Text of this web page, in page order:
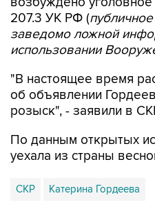
207.3 УК РФ (
заведомо ложной
использовании
"В настоящее время
об объявлении
розыск", - заявили в
По данным открытых
уехала из страны
СКР Катерина Гордеева